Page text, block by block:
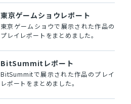
東京ゲームショウレポート
東京ゲームショウで展示された作品の
プレイレポートをまとめました。
BitSummitレポート
BitSummitで展示された作品のプレイ
レポートをまとめました。